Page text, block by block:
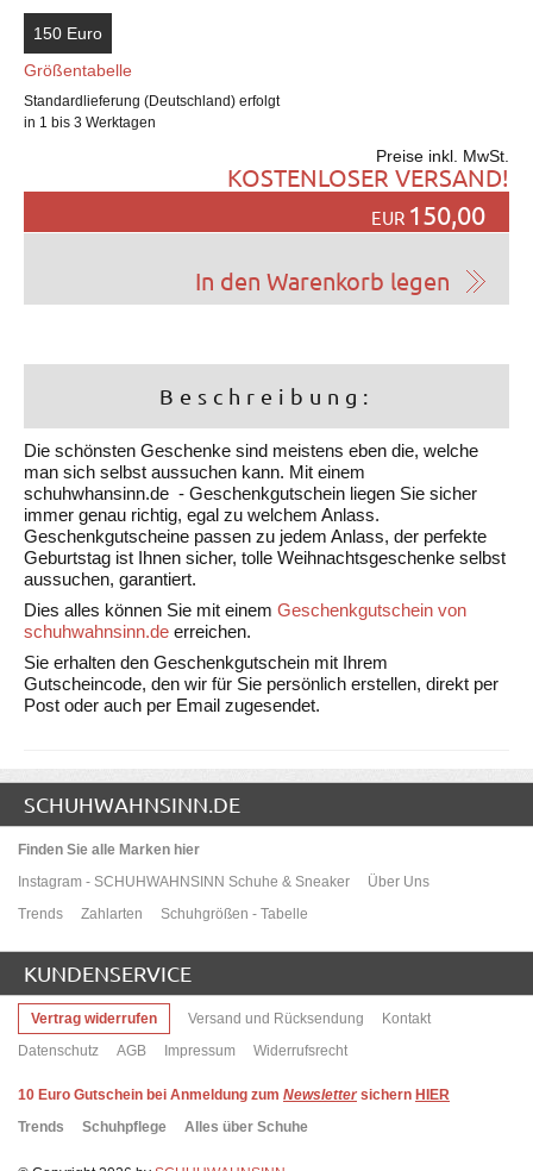
150 Euro
Größentabelle
Standardlieferung (Deutschland) erfolgt
in 1 bis 3 Werktagen
Preise inkl. MwSt.
KOSTENLOSER VERSAND!
EUR 150,00
Beschreibung:
Die schönsten Geschenke sind meistens eben die, welche
man sich selbst aussuchen kann. Mit einem
schuhwhansinn.de - Geschenkgutschein liegen Sie sicher
immer genau richtig, egal zu welchem Anlass.
Geschenkgutscheine passen zu jedem Anlass, der perfekte
Geburtstag ist Ihnen sicher, tolle Weihnachtsgeschenke selbst
aussuchen, garantiert.
Dies alles können Sie mit einem Geschenkgutschein von
schuhwahnsinn.de erreichen.
Sie erhalten den Geschenkgutschein mit Ihrem
Gutscheincode, den wir für Sie persönlich erstellen, direkt per
Post oder auch per Email zugesendet.
SCHUHWAHNSINN.DE
Finden Sie alle Marken hier
Instagram - SCHUHWAHNSINN Schuhe & Sneaker
Über Uns
Trends
Zahlarten Schuhgrößen - Tabelle
KUNDENSERVICE
Vertrag widerrufen Versand und Rücksendung
Kontakt
Datenschutz
AGB Impressum Widerrufsrecht
10 Euro Gutschein bei Anmeldung zum Newsletter sichern HIER
Trends
Schuhpflege Alles über Schuhe